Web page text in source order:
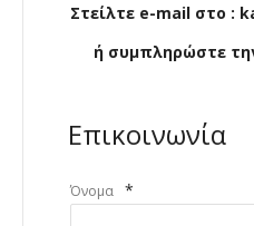
Στείλτε e-mail στο :
ή συμπληρώστε
Επικοινωνία
Όνομα *